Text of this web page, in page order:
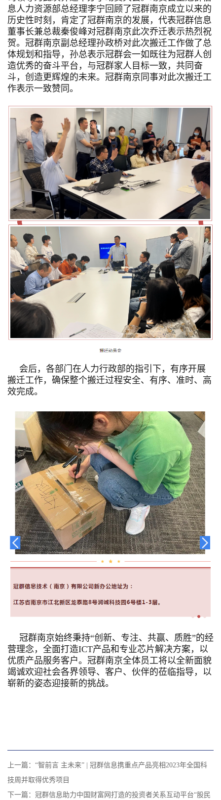
息人力资源部总经理李宁回顾了冠群南京成立以来的
历史性时刻，肯定了冠群南京的发展，代表冠群信息
董事长兼总裁秦俊峰对冠群南京此次乔迁表示热烈祝
贺。冠群南京副总经理孙政桥对此次搬迁工作做了总
体规划和指导，孙总表示冠群会一如既往为冠群人创
造优秀的奋斗平台，与冠群家人目标一致，共同奋
斗，创造更辉煌的未来。冠群南京同事对此次搬迁工
作表示一致赞同。
会后，各部门在人力行政部的指引下，有序开展
搬迁工作，确保整个搬迁过程安全、有序、准时、高
效完成。
冠群南京始终秉持“创新、专注、共赢、质胜”的经
营理念，全面打造ICT产品和专业芯片解决方案，以
优质产品服务客户。冠群南京全体员工将以全新面貌
竭诚欢迎社会各界领导、客户、伙伴的莅临指导， 以
崭新的姿态迎接新的挑战。
上一篇： “智前言 主未来” | 冠群信息携重点产品亮相2023年全国科
技周并取得优秀项目
下一篇： 冠群信息助力中国财富网打造的投资者关系互动平台“股民